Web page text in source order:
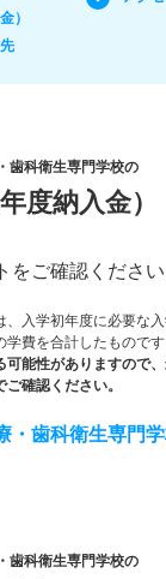
）
歯科衛生専門学校の
度納入金）
をご確認ください
入学初年度に必要な
費を合計したものです
能性がありますので
確認ください。
・歯科衛生専門
歯科衛生専門学校の